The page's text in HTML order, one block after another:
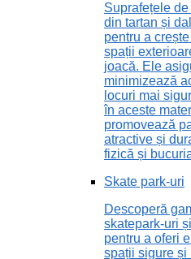
Suprafețele de
din tartan și
pentru a
spații
joacă. Ele
minimizează
locuri mai
în aceste
promovează
atractive și
fizică și
Skate park-uri
Descoperă
skatepark-uri
pentru a oferi
spații sigure și